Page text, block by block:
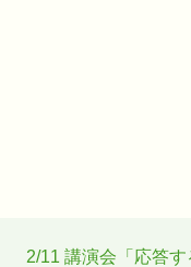
2/11 講演会「応答